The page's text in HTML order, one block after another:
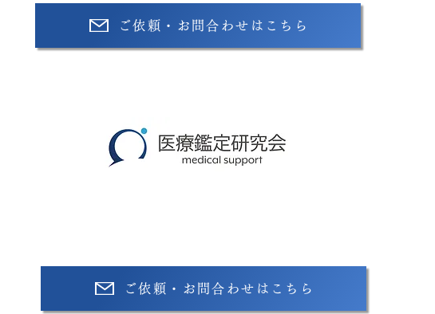
ご依頼・お問合わせはこちら
ご依頼・お問合わせはこちら